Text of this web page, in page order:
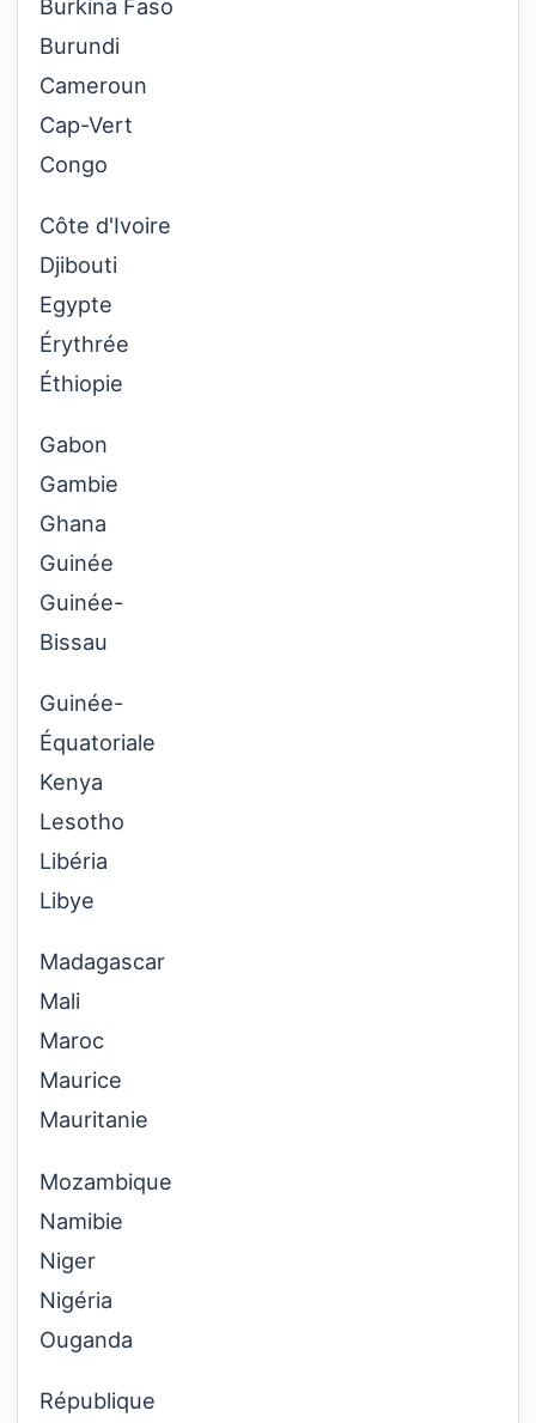
Burkina Faso
Burundi
Cameroun
Cap-Vert
Congo
Côte d'Ivoire
Djibouti
Egypte
Érythrée
Éthiopie
Gabon
Gambie
Ghana
Guinée
Guinée-
Bissau
Guinée-
Équatoriale
Kenya
Lesotho
Libéria
Libye
Madagascar
Mali
Maroc
Maurice
Mauritanie
Mozambique
Namibie
Niger
Nigéria
Ouganda
République